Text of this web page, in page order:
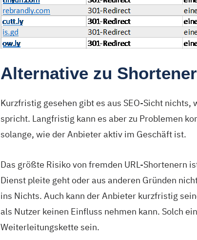
Alternative zu
Kurzfristig gesehen gibt es aus SEO-Sicht
spricht. Langfristig kann es aber zu Problemen
solange, wie der Anbieter aktiv im Geschäft ist.
Das größte Risiko von fremden URL-Shortenern
Dienst pleite geht oder aus anderen Gründen
ins Nichts. Auch kann der Anbieter kurzfristig
als Nutzer keinen Einfluss nehmen kann. Solch
Weiterleitungskette sein.